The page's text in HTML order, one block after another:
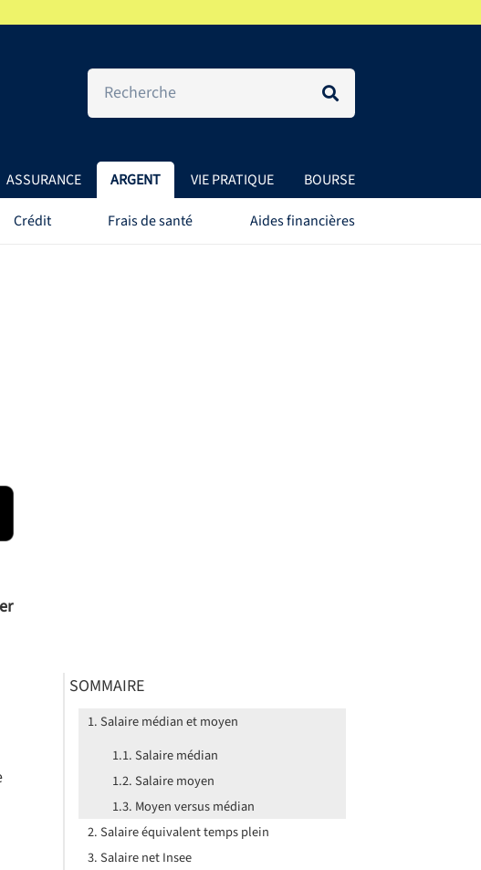
ASSURANCE ARGENT VIE PRATIQUE BOURSE
Crédit Frais de santé Aides financières
SOMMAIRE
Salaire médian et moyen
Salaire médian
Salaire moyen
Moyen versus médian
Salaire équivalent temps plein
Salaire net Insee